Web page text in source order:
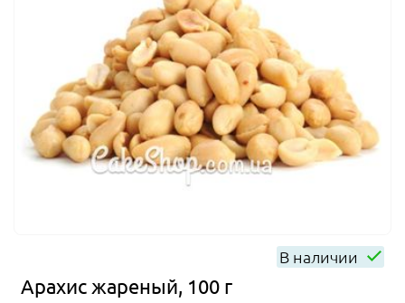
В наличии
Арахис жареный, 100 г